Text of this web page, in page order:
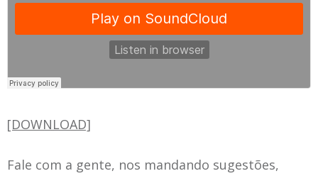
[DOWNLOAD]
Fale com a gente, nos mandando sugestões,